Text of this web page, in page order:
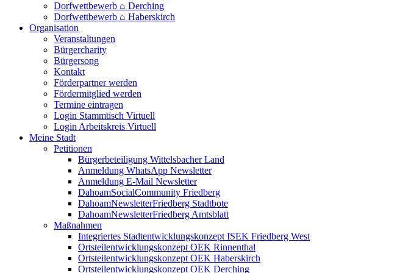
Dorfwettbewerb ⌂ Derching
Dorfwettbewerb ⌂ Haberskirch
Organisation
Veranstaltungen
Bürgercharity
Bürgersong
Kontakt
Förderpartner werden
Fördermitglied werden
Termine eintragen
Login Stammtisch Virtuell
Login Arbeitskreis Virtuell
Meine Stadt
Petitionen
Bürgerbeteiligung Wittelsbacher Land
Anmeldung WhatsApp Newsletter
Anmeldung E-Mail Newsletter
DahoamSocialCommunity Friedberg
DahoamNewsletterFriedberg Stadtbote
DahoamNewsletterFriedberg Amtsblatt
Maßnahmen
Integriertes Stadtentwicklungskonzept ISEK Friedberg West
Ortsteilentwicklungskonzept OEK Rinnenthal
Ortsteilentwicklungskonzept OEK Haberskirch
Ortsteilentwicklungskonzept OEK Derching